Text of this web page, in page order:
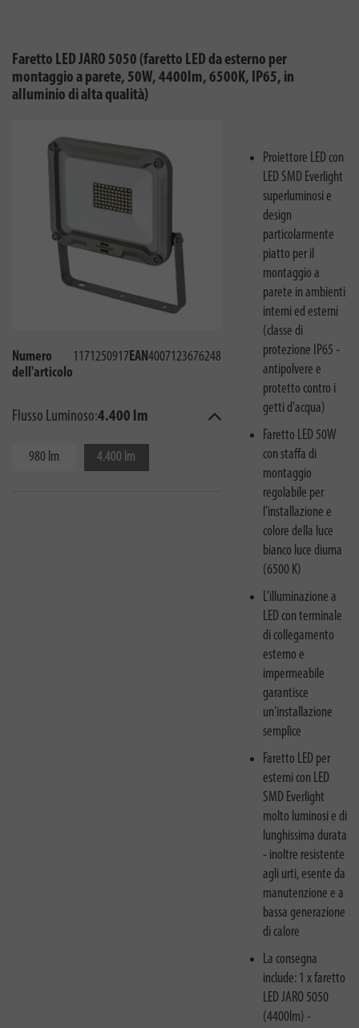
Faretto LED JARO 5050 (faretto LED da esterno per
montaggio a parete, 50W, 4400lm, 6500K, IP65, in
alluminio di alta qualità)
Numero
dell'articolo
1171250917EAN4007123676248
Flusso Luminoso:4.400 lm
980 lm 4.400 lm
Proiettore LED con
LED SMD Everlight
superluminosi e
design
particolarmente
piatto per il
montaggio a
parete in ambienti
interni ed esterni
(classe di
protezione IP65 -
antipolvere e
protetto contro i
getti d'acqua)
Faretto LED 50W
con staffa di
montaggio
regolabile per
l'installazione e
colore della luce
bianco luce diurna
(6500 K)
L'illuminazione a
LED con terminale
di collegamento
esterno e
impermeabile
garantisce
un'installazione
semplice
Faretto LED per
esterni con LED
SMD Everlight
molto luminosi e di
lunghissima durata
- inoltre resistente
agli urti, esente da
manutenzione e a
bassa generazione
di calore
La consegna
include: 1 x faretto
LED JARO 5050
(4400lm) -